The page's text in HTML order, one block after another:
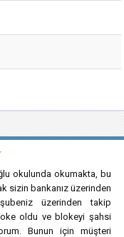
okulunda okumakta, bu
sizin bankanız üzerinden
üzerinden takip
oldu ve blokeyi şahsi
Bunun için müşteri